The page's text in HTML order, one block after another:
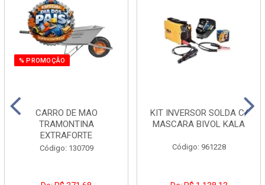
% PROMOÇÃO
CARRO DE MAO
TRAMONTINA
EXTRAFORTE
Código: 130709
KIT INVERSOR SOLDA C/
MASCARA BIVOL KALA
Código: 961228